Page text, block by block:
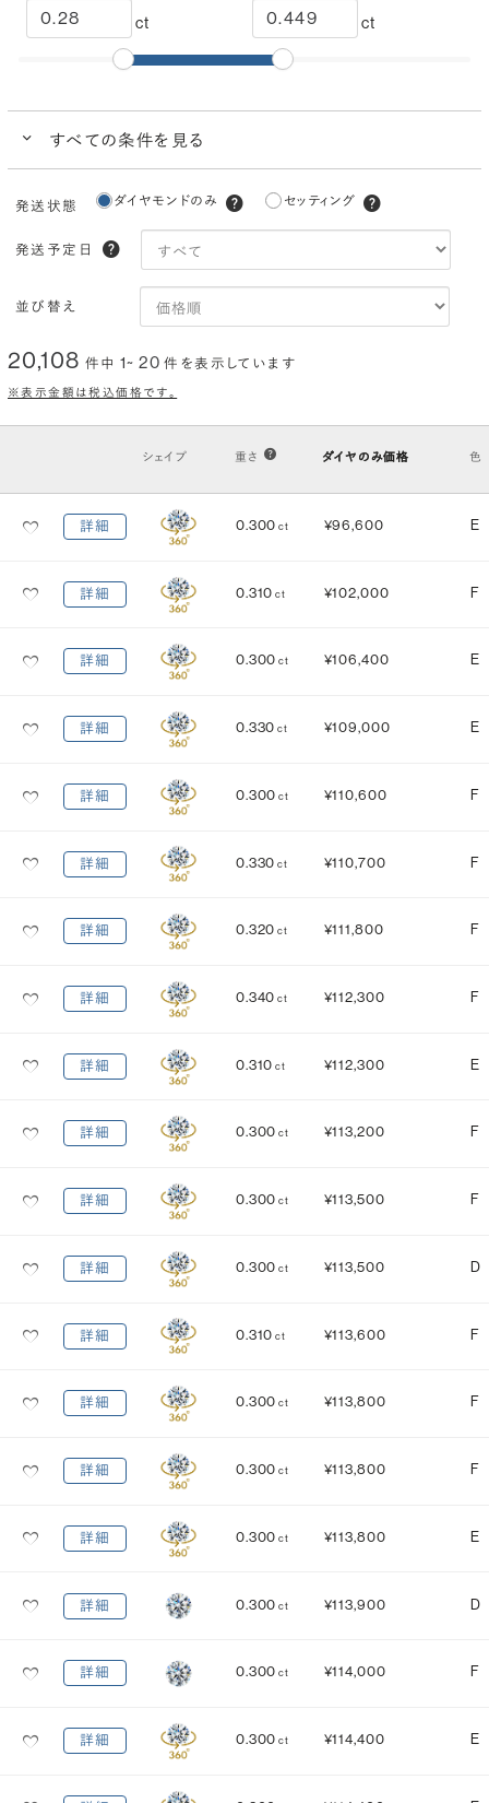
ct ct
すべての条件を見る
I
VS2 VS1 VVS2 VVS1 IF FL
カット(輝き)
Excellent 3EX H&C EX
鑑定機関
研磨状態
EXCELLENT
EXCELLENT
NONE
FAINT
発送状態 ダイヤモンドのみ セッティング
発送予定日
並び替え
20,108 件中1~ 20件を表示しています
※表示金額は税込価格です。
シェイプ 重さ ダイヤのみ価格 色
詳細 0.300 ct ¥96,600 E
詳細 0.310 ct ¥102,000 F
詳細 0.300 ct ¥106,400 E
詳細 0.330 ct ¥109,000 E
詳細 0.300 ct ¥110,600 F
詳細 0.330 ct ¥110,700 F
詳細 0.320 ct ¥111,800 F
詳細 0.340 ct ¥112,300 F
詳細 0.310 ct ¥112,300 E
詳細 0.300 ct ¥113,200 F
詳細 0.300 ct ¥113,500 F
詳細 0.300 ct ¥113,500 D
詳細 0.310 ct ¥113,600 F
詳細 0.300 ct ¥113,800 F
詳細 0.300 ct ¥113,800 F
詳細 0.300 ct ¥113,800 E
詳細 0.300 ct ¥113,900 D
詳細 0.300 ct ¥114,000 F
詳細 0.300 ct ¥114,400 E